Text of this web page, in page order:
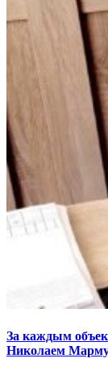
За каждым
Николаем